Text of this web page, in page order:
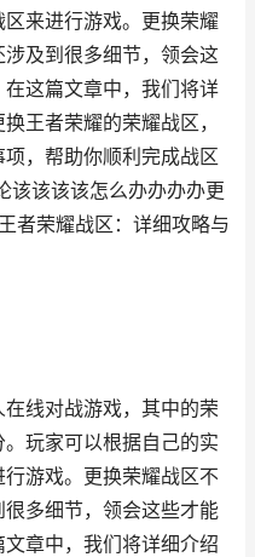
来进行游戏。更换荣耀
及到很多细节，领会这
这篇文章中，我们将详
王者荣耀的荣耀战区，
，帮助你顺利完成战区
该该该该怎么办办办办更
者荣耀战区：详细攻略与
线对战游戏，其中的荣
玩家可以根据自己的实
游戏。更换荣耀战区不
多细节，领会这些才能
章中，我们将详细介绍